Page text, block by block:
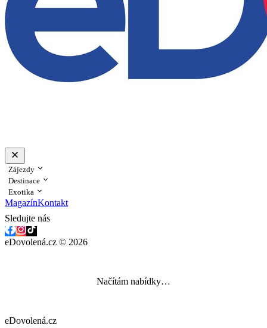
Zájezdy
Destinace
Exotika
MagazínKontakt
Sledujte nás
eDovolená.cz © 2026
Načítám nabídky…
eDovolená.cz